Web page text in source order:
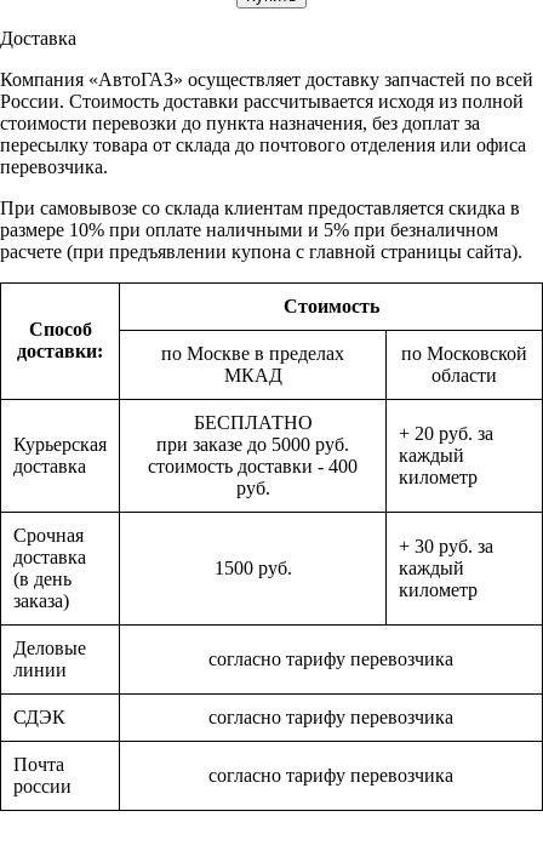
Доставка
Компания «АвтоГАЗ» осуществляет доставку запчастей по всей
России. Стоимость доставки рассчитывается исходя из полной
стоимости перевозки до пункта назначения, без доплат за
пересылку товара от склада до почтового отделения или офиса
перевозчика.
При самовывозе со склада клиентам предоставляется скидка в
размере 10% при оплате наличными и 5% при безналичном
расчете (при предъявлении купона с главной страницы сайта).
Способ
доставки:
Стоимость
по Москве в пределах
МКАД
по Московской
области
Курьерская
доставка
БЕСПЛАТНО
при заказе до 5000 руб.
стоимость доставки - 400
руб.
+ 20 руб. за
каждый
километр
Срочная
доставка
(в день
заказа)
1500 руб.
+ 30 руб. за
каждый
километр
Деловые
линии
согласно тарифу перевозчика
СДЭК согласно тарифу перевозчика
Почта
россии
согласно тарифу перевозчика